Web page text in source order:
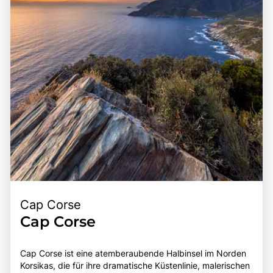
Sehenswürdigkeiten macht die Calanche zu einem
bereichernden Erlebnis für alle, die die Faszination dieser
einzigartigen Region entdecken möchten.
Cap Corse
Cap Corse
Cap Corse ist eine atemberaubende Halbinsel im Norden
Korsikas, die für ihre dramatische Küstenlinie, malerischen